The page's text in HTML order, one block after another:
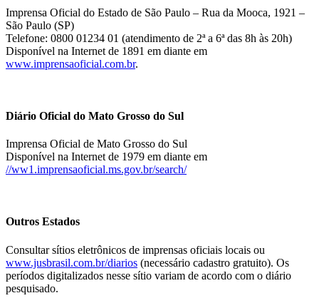
Imprensa Oficial do Estado de São Paulo – Rua da Mooca, 1921 –
São Paulo (SP)
Telefone: 0800 01234 01 (atendimento de 2ª a 6ª das 8h às 20h)
Disponível na Internet de 1891 em diante em
www.imprensaoficial.com.br.
Diário Oficial do Mato Grosso do Sul
Imprensa Oficial de Mato Grosso do Sul
Disponível na Internet de 1979 em diante em
//ww1.imprensaoficial.ms.gov.br/search/
Outros Estados
Consultar sítios eletrônicos de imprensas oficiais locais ou
www.jusbrasil.com.br/diarios (necessário cadastro gratuito). Os
períodos digitalizados nesse sítio variam de acordo com o diário
pesquisado.